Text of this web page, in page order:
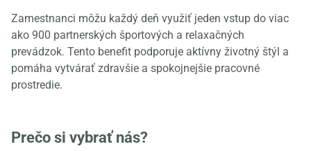
Zamestnanci môžu každý deň využiť jeden vstup do viac
ako 900 partnerských športových a relaxačných
prevádzok. Tento benefit podporuje aktívny životný štýl a
pomáha vytvárať zdravšie a spokojnejšie pracovné
prostredie.
Prečo si vybrať nás?